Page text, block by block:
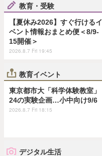
教育・受験
【夏休み2026】すぐ行けるイ
ベント情報おまとめ便＜8/9-
15開催＞
2026.8.7 Fri 19:45
教育イベント
東京都市大「科学体験教室」
24の実験企画…小中向け9/6
2026.8.7 Fri 18:15
デジタル生活